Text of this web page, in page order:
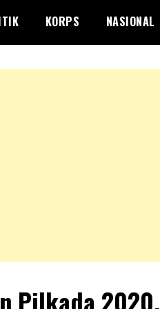
KORPS NASIONAL
Pilkada 2020,